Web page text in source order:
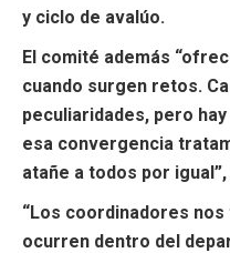
y ciclo de avalúo.
El comité además
cuando surgen retos.
peculiaridades, pero
esa convergencia
atañe a todos por
“Los coordinadores
ocurren dentro del